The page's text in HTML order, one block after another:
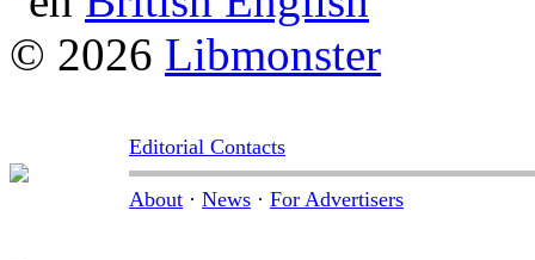
© 2026 Libmonster
Editorial Contacts
About · News · For Advertisers